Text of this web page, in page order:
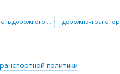
безопасность дорожного движения
политики